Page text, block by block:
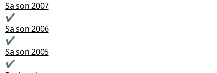
Saison 2007
✔
Saison 2006
✔
Saison 2005
✔